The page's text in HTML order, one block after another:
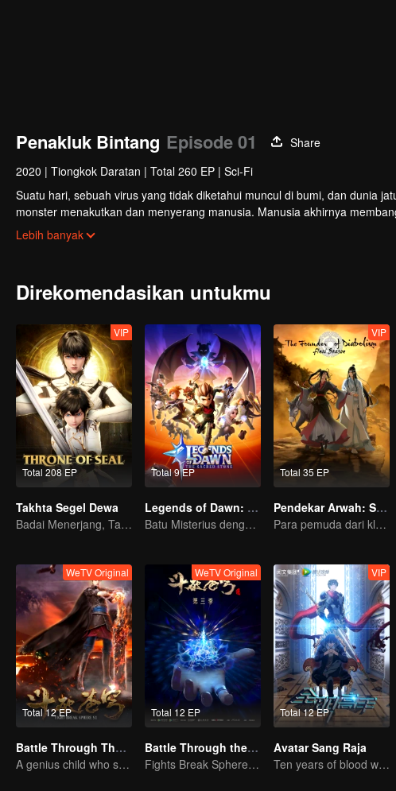
Penakluk Bintang Episode 01
Share
2020 | Tiongkok Daratan | Total 260 EP | Sci-Fi
Suatu hari, sebuah virus yang tidak diketahui muncul di bumi, dan dunia
monster menakutkan dan menyerang manusia. Manusia akhirnya
lingkungan hidup yang ekstrim, manusia kian berkembang dan mampu
Luo Feng, seorang remaja berumur 18 tahun, juga bercita-cita menjadi
Lebih banyak
Direkomendasikan untukmu
Total 208 EP
VIP
Takhta Segel Dewa
Badai Menerjang, Takhta Runtuh
Total 9 EP
Legends of Dawn: Batu Bertuah
Batu Misterius dengan Kekuatan Dahsyat
Total 35 EP
VIP
Pendekar Arwah: S1 - S3
Para pemuda dari klan pembudidaya, bersatu melawan kejahatan demi kedamaian bersama
Total 12 EP
WeTV Original
Battle Through The Heavens
A genius child who suddenly loses all his powers
Total 12 EP
WeTV Original
Battle Through the Heavens S3
Fights Break Sphere S3
Total 12 EP
VIP
Avatar Sang Raja
Ten years of blood writing esports brilliant